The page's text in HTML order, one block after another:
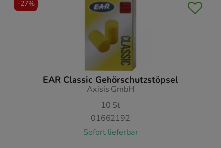
EAR Classic Gehörschutzstöpsel
Axisis GmbH
10 St
01662192
Sofort lieferbar
-27%